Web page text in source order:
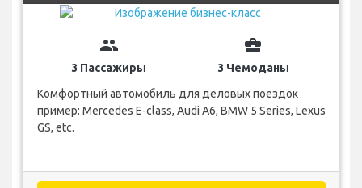
group
3 Пассажиры
business_center
3 Чемоданы
Комфортный автомобиль для деловых поездок
пример: Mercedes E-class, Audi A6, BMW 5 Series, Lexus
GS, etc.